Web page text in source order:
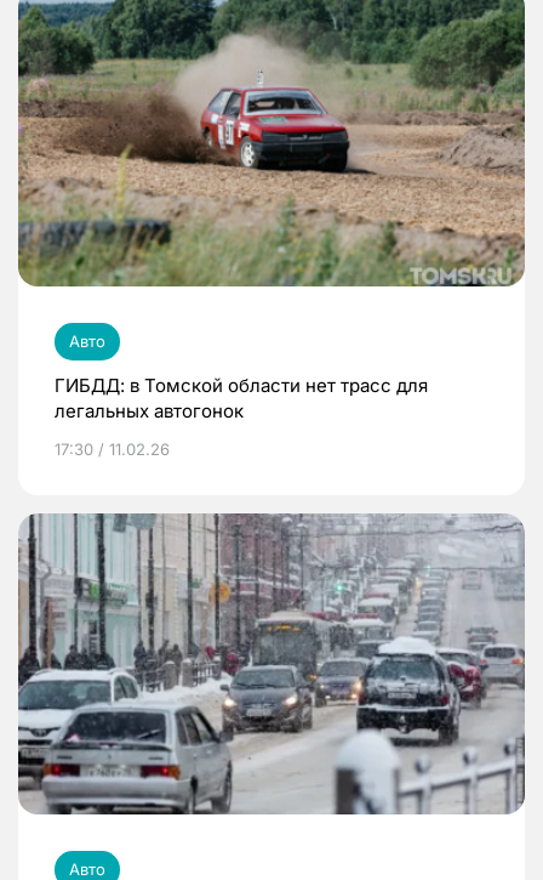
Авто
ГИБДД: в Томской области нет трасс для
легальных автогонок
17:30 / 11.02.26
Авто